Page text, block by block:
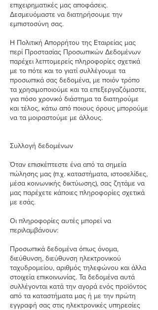
επιχειρηματικές μας αποφάσεις.
Δεσμευόμαστε να διατηρήσουμε την
εμπιστοσύνη σας.
Η Πολιτική Απορρήτου της Εταιρείας μας
περί Προστασίας Προσωπικών Δεδομένων
παρέχει λεπτομερείς πληροφορίες σχετικά
με το πότε και το γιατί συλλέγουμε τα
προσωπικά σας δεδομένα, με ποιόν τρόπο
τα χρησιμοποιούμε και τα επεξεργαζόμαστε,
για πόσο χρονικό διάστημα τα διατηρούμε
και τέλος, κάτω από ποιους όρους μπορούμε
να τα μοιραστούμε με άλλους.
Συλλογή δεδομένων
Όταν επισκέπτεστε ένα από τα σημεία
πώλησης μας (π.χ. καταστήματα, ιστοσελίδες,
μέσα κοινωνικής δικτύωσης), σας ζητάμε να
μας παρέχετε κάποιες πληροφορίες σχετικά
με εσάς.
Οι πληροφορίες αυτές μπορεί να
περιλαμβάνουν:
Προσωπικά δεδομένα όπως όνομα,
διεύθυνση, διεύθυνση ηλεκτρονικού
ταχυδρομείου, αριθμός τηλεφώνου και άλλα
στοιχεία επικοινωνίας. Τα δεδομένα αυτά
συλλέγονται κατά την αγορά ενός προϊόντος
από τα καταστήματα μας ή με την πρώτη
εγγραφή σας στις ηλεκτρονικές υπηρεσίες